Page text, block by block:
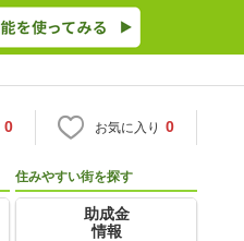
0 お気に入り 0
住みやすい街を探す
助成金
情報